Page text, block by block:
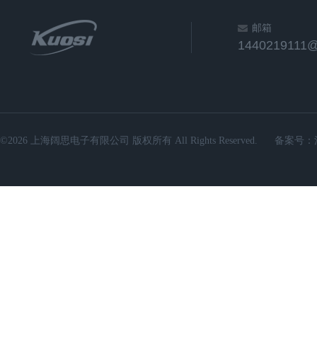
邮箱
©2026 上海阔思电子有限公司 版权所有 All Rights Reserved. 备案号：